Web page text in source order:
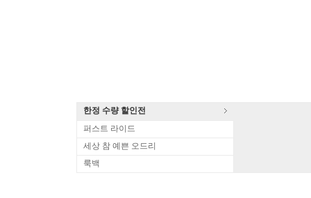
한정 수량 할인전
퍼스트 라이드
세상 참 예쁜 오드리
룩백